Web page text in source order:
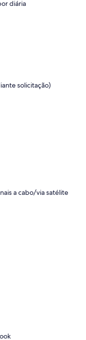
diária
solicitação)
a cabo/via satélite